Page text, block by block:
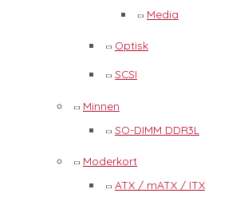
Media
Optisk
SCSI
Minnen
SO-DIMM DDR3L
Moderkort
ATX / mATX / ITX